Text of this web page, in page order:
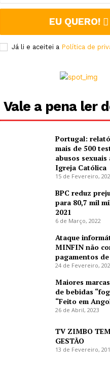
EU QUERO!
Já li e aceitei a Política de
Vale a pena ler
Portugal:
mais de 500
abusos
Igreja Católica
15 de Fevereiro,
BPC reduz
para 80,7 mil
2021
6 de Março, 2022
Ataque
MINFIN não
pagamentos
24 de Fevereiro,
Maiores
de bebidas
“Feito em
26 de Abril, 2023
TV ZIMBO
GESTÃO
13 de Fevereiro,